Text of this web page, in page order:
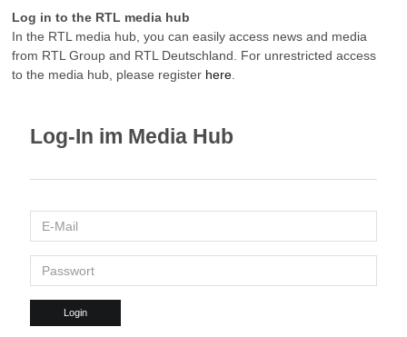
Log in to the RTL media hub
In the RTL media hub, you can easily access news and media
from RTL Group and RTL Deutschland. For unrestricted access
to the media hub, please register here
Log-In im Media Hub
Login